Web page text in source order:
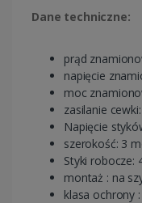
Dane techniczne:
prąd
napięcie
moc
zasilanie
Napięcie
szerokość: 3
Styki robocze:
montaż : na
klasa ochrony :